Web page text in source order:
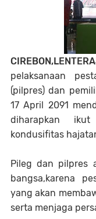
pelaksanaan
(pilpres) dan
17 April 2091
diharapkan
kondusifitas
Pileg dan pilpres
bangsa,karena
yang akan
serta menjaga